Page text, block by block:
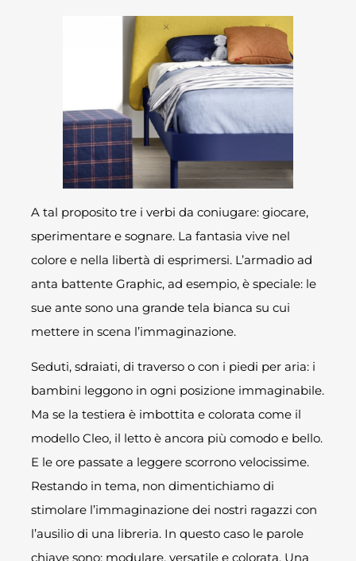
A tal proposito tre i verbi da coniugare: giocare,
sperimentare e sognare. La fantasia vive nel
colore e nella libertà di esprimersi. L’armadio ad
anta battente Graphic, ad esempio, è speciale: le
sue ante sono una grande tela bianca su cui
mettere in scena l’immaginazione.
Seduti, sdraiati, di traverso o con i piedi per aria: i
bambini leggono in ogni posizione immaginabile.
Ma se la testiera è imbottita e colorata come il
modello Cleo, il letto è ancora più comodo e bello.
E le ore passate a leggere scorrono velocissime.
Restando in tema, non dimentichiamo di
stimolare l’immaginazione dei nostri ragazzi con
l’ausilio di una libreria. In questo caso le parole
chiave sono: modulare, versatile e colorata. Una